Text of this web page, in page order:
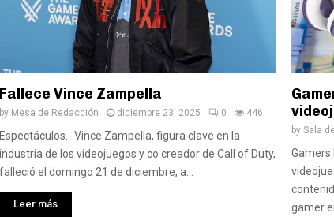
Fallece Vince Zampella
by Mesa de Redacción diciembre 23, 2025 0 446
Espectáculos.- Vince Zampella, figura clave en la
industria de los videojuegos y co creador de Call of Duty,
falleció el domingo 21 de diciembre, a...
Leer más
by Sala
Gamers
gamer